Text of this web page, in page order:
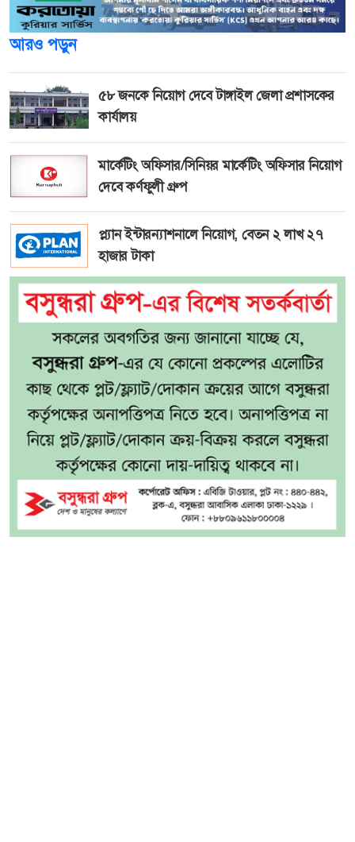
আরও পড়ুন
৫৮ জনকে নিয়োগ দেবে টাঙ্গাইল জেলা প্রশাসকের
কার্যালয়
মার্কেটিং অফিসার/সিনিয়র মার্কেটিং অফিসার নিয়োগ
দেবে কর্ণফুলী গ্রুপ
প্ল্যান ইন্টারন্যাশনালে নিয়োগ, বেতন ২ লাখ ২৭
হাজার টাকা